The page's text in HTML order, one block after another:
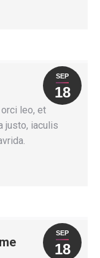
SEP
18
leo, et
justo, iaculis
SEP
18